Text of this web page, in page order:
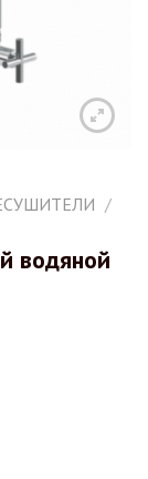
/
водяной